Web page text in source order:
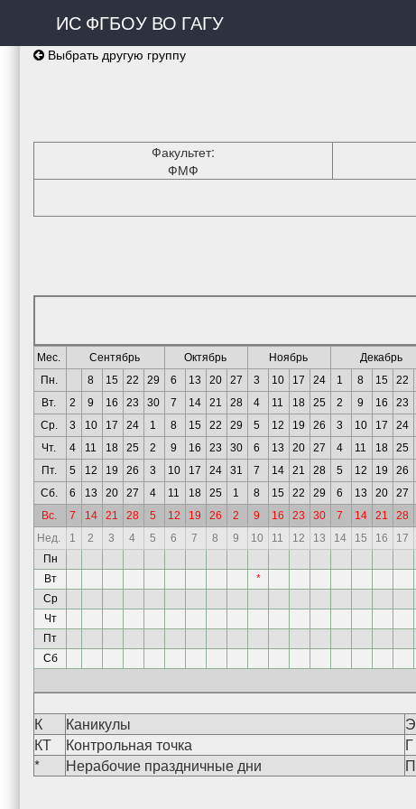
ИС ФГБОУ ВО ГАГУ
Выбрать другую группу
Факультет:
ФМФ
Мес. Сентябрь Октябрь Ноябрь Декабрь
Пн.
8 15 22 29 6 13 20 27 3 10 17 24 1 8 15 22
Вт.
2 9 16 23 30 7 14 21 28 4 11 18 25 2 9 16 23
Ср.
3 10 17 24 1 8 15 22 29 5 12 19 26 3 10 17 24
Чт.
4 11 18 25 2 9 16 23 30 6 13 20 27 4 11 18 25
Пт.
5 12 19 26 3 10 17 24 31 7 14 21 28 5 12 19 26
Сб.
6 13 20 27 4 11 18 25 1 8 15 22 29 6 13 20 27
Вс.
7 14 21 28 5 12 19 26 2 9 16 23 30 7 14 21 28
Нед.
1 2 3 4 5 6 7 8 9 10 11 12 13 14 15 16 17
Пн
Вт
*
Ср
Чт
Пт
Сб
К
Каникулы Э
КТ
Контрольная точка Г
*
Нерабочие праздничные дни П